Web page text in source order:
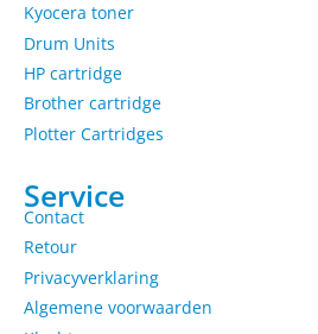
Kyocera toner
Drum Units
HP cartridge
Brother cartridge
Plotter Cartridges
Service
Contact
Retour
Privacyverklaring
Algemene voorwaarden